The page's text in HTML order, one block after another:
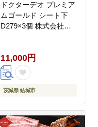
ドクターデオ プレミア
ムゴールド シート下
D279×3個 株式会社カ
く)》茨城県 結城市 車
カー用品 消臭剤【配送
不可地域あり】(沖縄・
離島)---
11,000円
茨城県 結城市